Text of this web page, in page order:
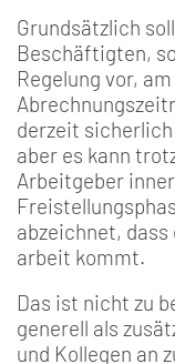
Grundsätzlich
Beschäftigten,
Regelung vor,
derzeit
aber es kann
Arbeitgeber
abzeichnet,
arbeit kommt.
Das ist nicht zu
generell als
und Kollegen an­